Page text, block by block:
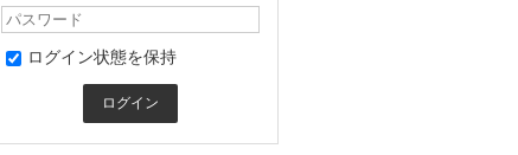
ログイン状態を保持